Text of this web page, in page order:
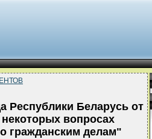
Республики Беларусь от
вопросах
гражданским делам"